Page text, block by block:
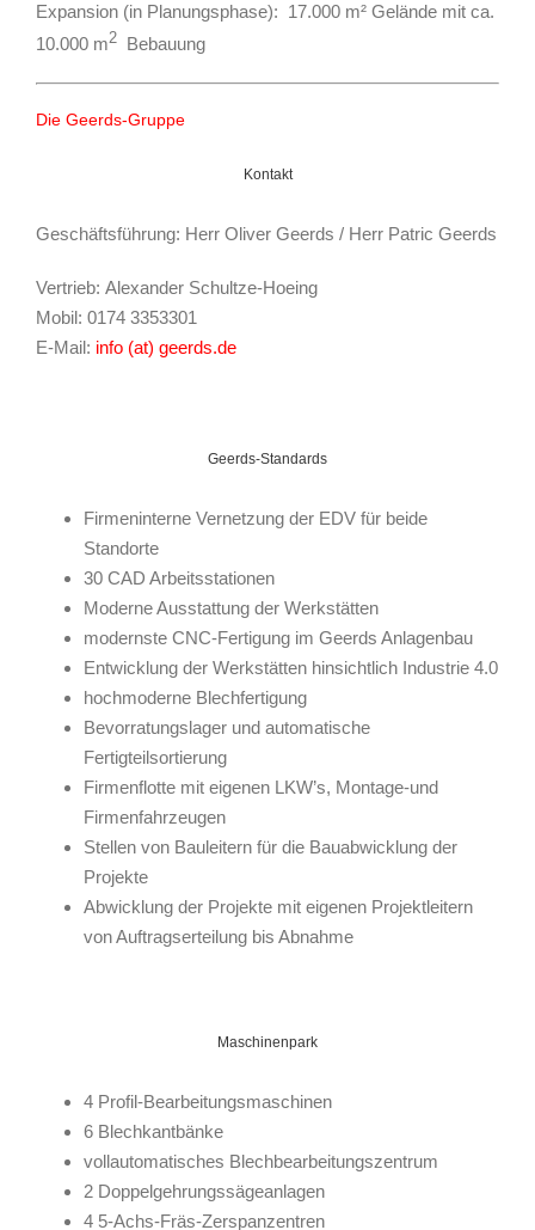
Expansion (in Planungsphase): 17.000 m² Gelände mit ca.
10.000 m2 Bebauung
Die Geerds-Gruppe
Kontakt
Geschäftsführung: Herr Oliver Geerds / Herr Patric Geerds
Vertrieb: Alexander Schultze-Hoeing
Mobil: 0174 3353301
E-Mail: info (at) geerds.de
Geerds-Standards
Firmeninterne Vernetzung der EDV für beide
Standorte
30 CAD Arbeitsstationen
Moderne Ausstattung der Werkstätten
modernste CNC-Fertigung im Geerds Anlagenbau
Entwicklung der Werkstätten hinsichtlich Industrie 4.0
hochmoderne Blechfertigung
Bevorratungslager und automatische
Fertigteilsortierung
Firmenflotte mit eigenen LKW’s, Montage-und
Firmenfahrzeugen
Stellen von Bauleitern für die Bauabwicklung der
Projekte
Abwicklung der Projekte mit eigenen Projektleitern
von Auftragserteilung bis Abnahme
Maschinenpark
4 Profil-Bearbeitungsmaschinen
6 Blechkantbänke
vollautomatisches Blechbearbeitungszentrum
2 Doppelgehrungssägeanlagen
4 5-Achs-Fräs-Zerspanzentren